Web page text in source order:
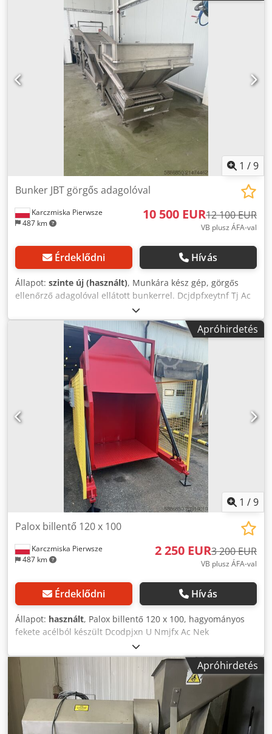
1 /9
Karczmiska Pierwsze
487 km
Bunker JBT görgős adagolóval
10 500 EUR12 100 EUR
VB plusz ÁFA-val
Érdeklődni Hívás
Állapot: szinte új (használt), Munkára kész gép, görgős
ellenőrző adagolóval ellátott bunkerrel. Dcjdpfxeytnf Tj Ac
Apróhirdetés
1 /9
Karczmiska Pierwsze
487 km
Palox billentő 120 x 100
2 250 EUR3 200 EUR
VB plusz ÁFA-val
Érdeklődni Hívás
Állapot: használt, Palox billentő 120 x 100, hagyományos
fekete acélból készült Dcodpjxn U Nmjfx Ac Nek
Apróhirdetés